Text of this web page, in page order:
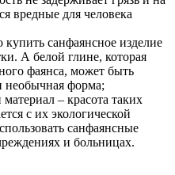
вредные для человека
санфаянсное изделие
А белой глине, которая
фаянса, может быть
необычная форма;
– красота таких
с их экологической
санфаянсные
и больницах.